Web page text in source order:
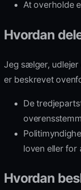
At overholde
Hvordan
Jeg sælger, udlejer
er beskrevet
De
loven eller for
Hvordan